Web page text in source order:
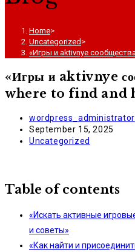
Home>
Uncategorized >
«Игры и aktivnye
«Игры и aktivnye
where to find and
Post
author:
wordpress_administrator
Post
published:
September 15, 2025
Post
Uncategorized
Table of contents
«Искать активные
и советы»
«Как найти и